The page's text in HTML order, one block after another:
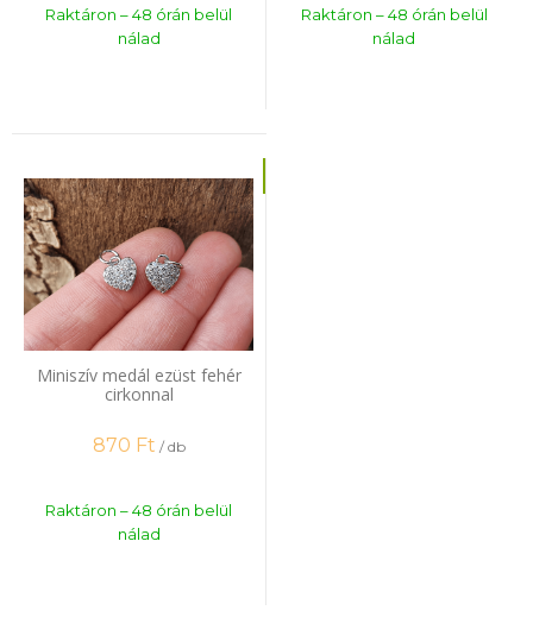
Raktáron – 48 órán belül
nálad
Raktáron – 48 órán belül
nálad
Miniszív medál ezüst fehér
cirkonnal
870 Ft / db
Raktáron – 48 órán belül
nálad